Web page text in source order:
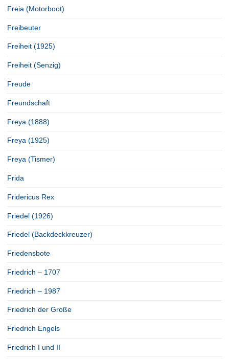
Freia (Motorboot)
Freibeuter
Freiheit (1925)
Freiheit (Senzig)
Freude
Freundschaft
Freya (1888)
Freya (1925)
Freya (Tismer)
Frida
Fridericus Rex
Friedel (1926)
Friedel (Backdeckkreuzer)
Friedensbote
Friedrich – 1707
Friedrich – 1987
Friedrich der Große
Friedrich Engels
Friedrich I und II